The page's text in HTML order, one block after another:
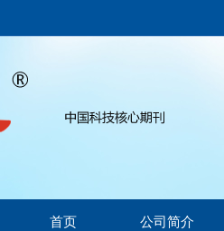
首页 公司简介